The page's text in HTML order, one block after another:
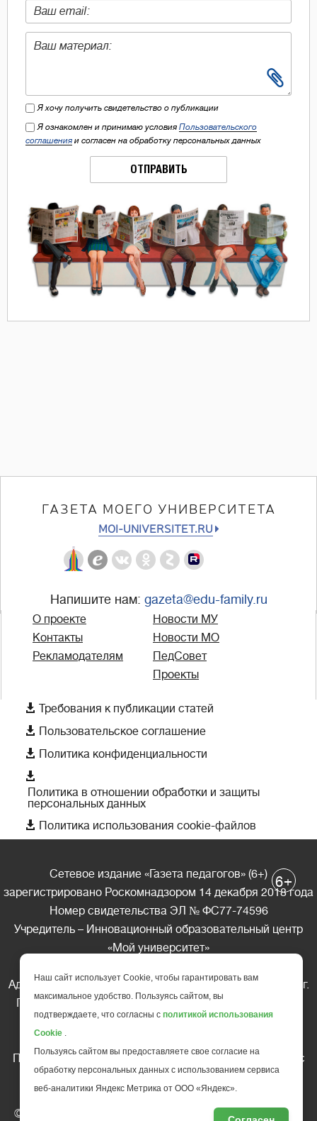
Я хочу получить свидетельство о публикации
Я ознакомлен и принимаю условия Пользовательского
соглашения и согласен на обработку персональных данных
ОТПРАВИТЬ
ГАЗЕТА МОЕГО УНИВЕРСИТЕТА
MOI-UNIVERSITET.RU
Напишите нам: gazeta@edu-family.ru
О проекте
Контакты
Рекламодателям
Новости МУ
Новости МО
ПедСовет
Проекты
 Требования к публикации статей
 Пользовательское соглашение
 Политика конфиденциальности

Политика в отношении обработки и защиты
персональных данных
 Политика использования cookie-файлов
Сетевое издание «Газета педагогов» (6+)
зарегистрировано Роскомнадзором 14 декабря 2018 года
Номер свидетельства ЭЛ № ФС77-74596
Учредитель – Инновационный образовательный центр
«Мой университет»
Адрес редакции: 185035 Россия, Республика Карелия, г.
Петрозаводск, ул. Фридриха Энгельса д.10, офис 211
Телефон редакции: +7 (499) 685-10-45
Перепечатка материалов газеты допускается только c
письменного разрешения редакции
Ссылка на «Газету педагогов» обязательна.
© АНО ДПО "Инновационный образовательный центр
6+
Наш сайт использует Cookie, чтобы гарантировать вам
максимальное удобство. Пользуясь сайтом, вы
подтверждаете, что согласны с политикой использования
Cookie .
Пользуясь сайтом вы предоставляете свое согласие на
обработку персональных данных с использованием сервиса
веб-аналитики Яндекс Метрика от ООО «Яндекс».